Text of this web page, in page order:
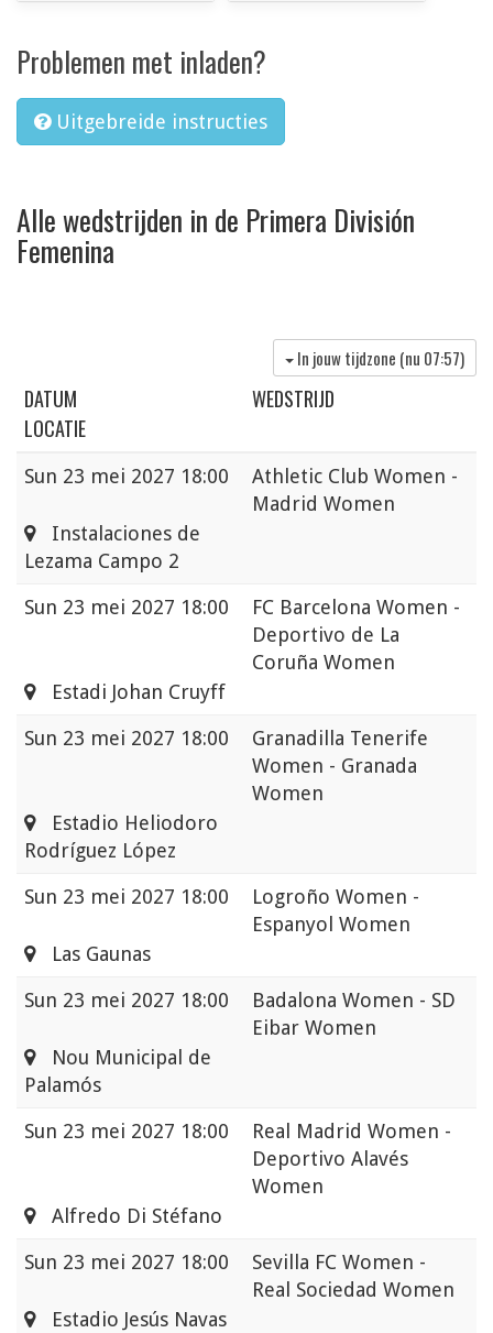
Problemen met inladen?
Uitgebreide instructies
Alle wedstrijden in de Primera División
Femenina
In jouw tijdzone (nu 07:57)
DATUM
WEDSTRIJD
LOCATIE
Sun 23 mei 2027 18:00
Athletic Club Women -
Madrid Women
Instalaciones de
Lezama Campo 2
Sun 23 mei 2027 18:00
FC Barcelona Women -
Deportivo de La
Coruña Women
Estadi Johan Cruyff
Sun 23 mei 2027 18:00
Granadilla Tenerife
Women - Granada
Women
Estadio Heliodoro
Rodríguez López
Sun 23 mei 2027 18:00
Logroño Women -
Espanyol Women
Las Gaunas
Sun 23 mei 2027 18:00
Badalona Women - SD
Eibar Women
Nou Municipal de
Palamós
Sun 23 mei 2027 18:00
Real Madrid Women -
Deportivo Alavés
Women
Alfredo Di Stéfano
Sun 23 mei 2027 18:00
Sevilla FC Women -
Real Sociedad Women
Estadio Jesús Navas